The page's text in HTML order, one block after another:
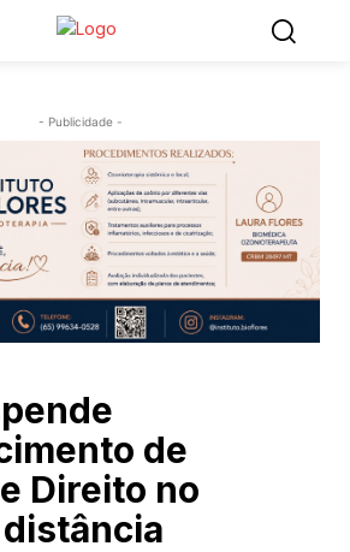
- Publicidade -
de
Direito no